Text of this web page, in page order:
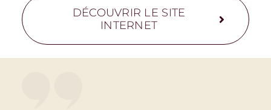
DÉCOUVRIR LE SITE
INTERNET